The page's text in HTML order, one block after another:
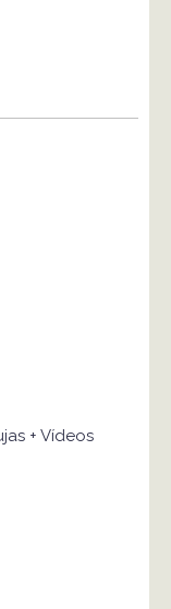
+ Vídeos